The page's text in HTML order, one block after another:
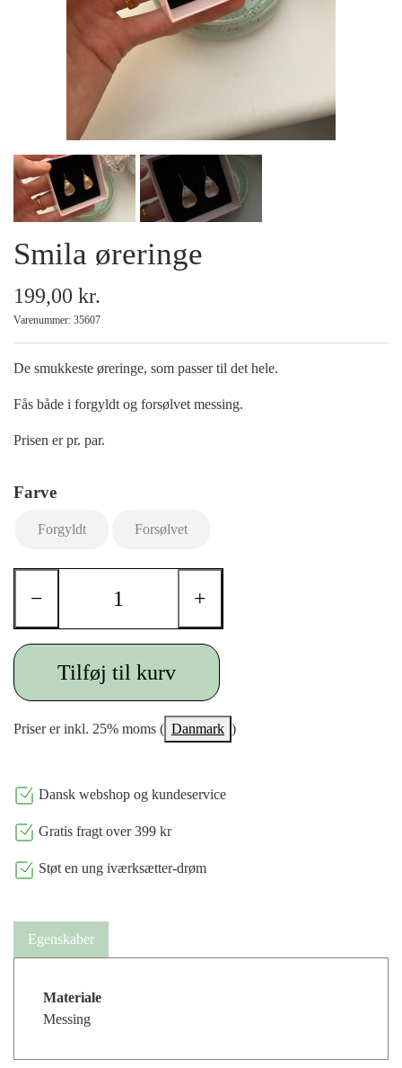
Armbånd
Ankelkæder
Mix and Match
Tilbehør
Tilbud
Smila øreringe
199,00 kr.
Varenummer: 35607
De smukkeste øreringe, som passer til det hele.
Fås både i forgyldt og forsølvet messing.
Prisen er pr. par.
Farve
Forgyldt Forsølvet
− +
Tilføj til kurv
Priser er inkl. 25% moms ( Danmark )
Dansk webshop og kundeservice
Gratis fragt over 399 kr
Støt en ung iværksætter-drøm
Egenskaber
Materiale
Messing